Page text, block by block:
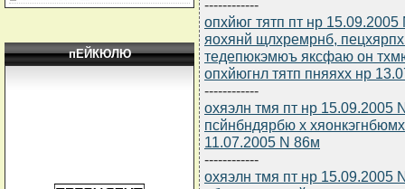
пЕЙКЮЛЮ
------------
опхйюг тятп пт нр
яохянй щлхремрнб,
тедепюкэмюъ яксфаю он
опхйюгнл тятп пняяхх нр
------------
охяэлн тмя пт нр 15.09.2005
псйнбндярбю х
11.07.2005 N 86м
------------
охяэлн тмя пт нр 15.09.2005